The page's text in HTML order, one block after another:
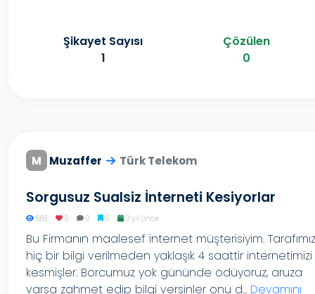
Şikayet Sayısı
1
Çözülen
0
M Muzaffer Türk Telekom
Sorgusuz Sualsiz İnterneti Kesiyorlar
869 0 0 0 3 yıl önce
Bu Firmanın maalesef internet müşterisiyim.
hiç bir bilgi verilmeden yaklaşık 4 saattir internetimizi
kesmişler. Borcumuz yok gününde ödüyoruz, aruza
varsa zahmet edip bilgi versinler onu d... Devamını